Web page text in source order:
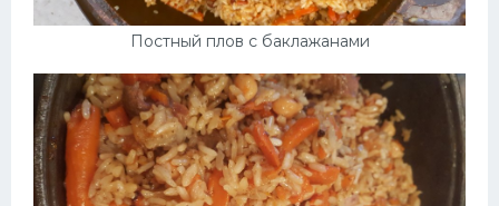
Постный плов с баклажанами